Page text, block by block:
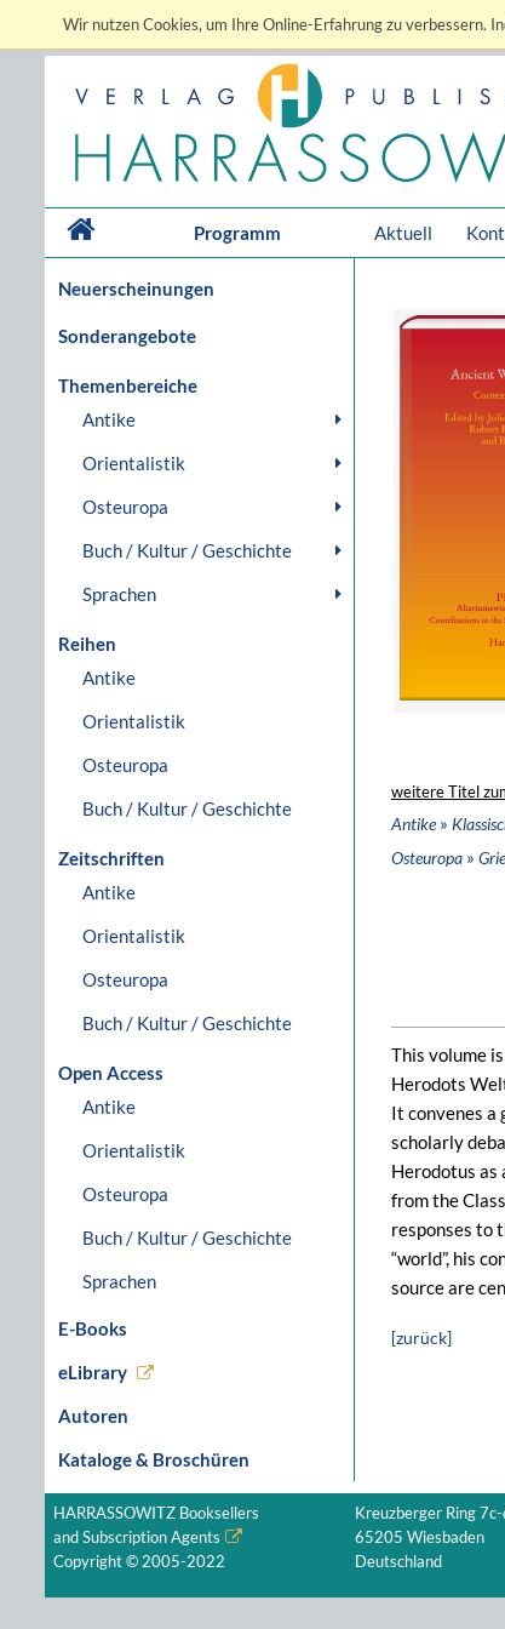
Wir nutzen Cookies, um Ihre Online-Erfahrung zu verbessern.
Programm Aktuell
Neuerscheinungen
Sonderangebote
Themenbereiche
Antike
Orientalistik
Osteuropa
Buch / Kultur / Geschichte
Sprachen
Reihen
Antike
Orientalistik
Osteuropa
Buch / Kultur / Geschichte
Zeitschriften
Antike
Orientalistik
Osteuropa
Buch / Kultur / Geschichte
Open Access
Antike
Orientalistik
Osteuropa
Buch / Kultur / Geschichte
Sprachen
E-Books
eLibrary
Autoren
Kataloge & Broschüren
weitere Titel
Antike»
Osteuropa »
This volume
Herodots
It convenes a
scholarly
Herodotus as
from the
responses to
“world”, his
source are
[zurück]
HARRASSOWITZ Booksellers
and Subscription Agents
Copyright © 2005-2022
Kreuzberger Ring 7c-
65205 Wiesbaden
Deutschland